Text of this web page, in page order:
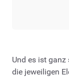
Und es ist
die jeweiligen